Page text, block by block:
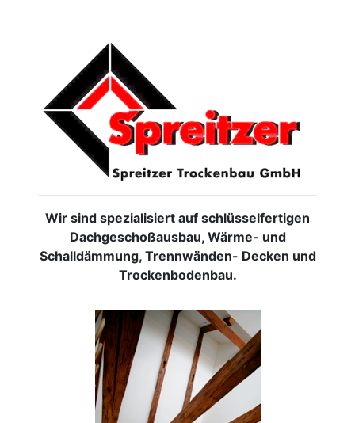
Wir sind spezialisiert auf schlüsselfertigen
Dachgeschoßausbau, Wärme- und
Schalldämmung, Trennwänden- Decken und
Trockenbodenbau.